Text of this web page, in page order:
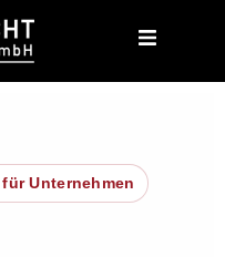
Unternehmen